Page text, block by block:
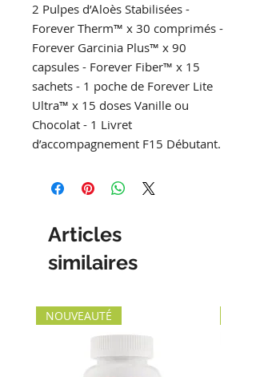
2 Pulpes d’Aloès Stabilisées -
Forever Therm™ x 30 comprimés -
Forever Garcinia Plus™ x 90
capsules - Forever Fiber™ x 15
sachets - 1 poche de Forever Lite
Ultra™ x 15 doses Vanille ou
Chocolat - 1 Livret
d’accompagnement F15 Débutant.
Articles
similaires
NOUVEAUTÉ